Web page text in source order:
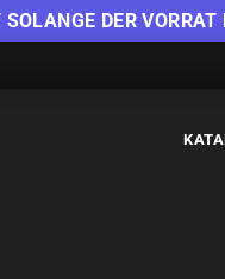
SOLANGE DER VORRAT